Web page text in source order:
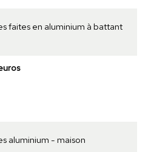
faites en aluminium à battant
aluminium - maison